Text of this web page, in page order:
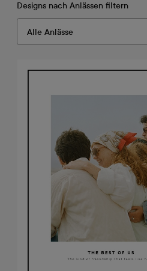
Designs nach Anlässen filtern